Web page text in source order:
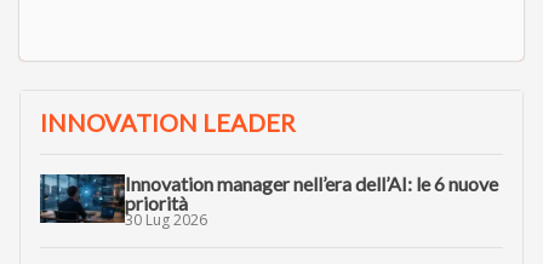
INNOVATION LEADER
Innovation manager nell’era dell’AI: le 6 nuove
priorità
30 Lug 2026